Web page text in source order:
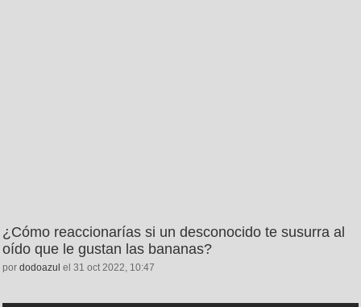
¿Cómo reaccionarías si un desconocido te susurra al
oído que le gustan las bananas?
por dodoazul el 31 oct 2022, 10:47